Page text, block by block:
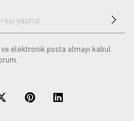
elektronik posta almayı kabul